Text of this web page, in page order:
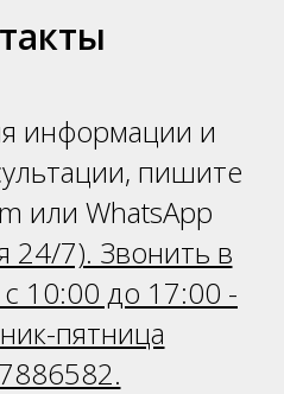
информации и
пишите
или WhatsApp
24/7). Звонить в
10:00 до 17:00 -
пятница